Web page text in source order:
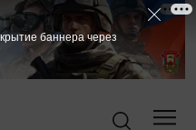
баннера через